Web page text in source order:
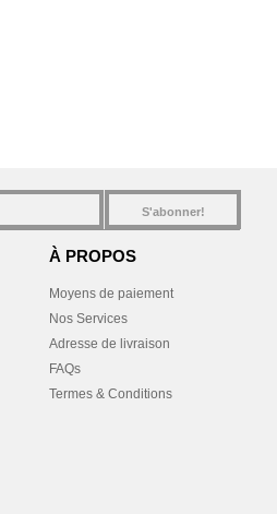
S'abonner!
À PROPOS
Moyens de paiement
Nos Services
Adresse de livraison
FAQs
Termes & Conditions